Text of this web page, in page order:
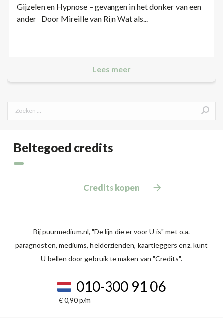
Gijzelen en Hypnose – gevangen in het donker van een
ander Door Mireille van Rijn Wat als...
Lees meer
Search:
Beltegoed credits
Credits kopen
Bij puurmedium.nl, "De lijn die er voor U is" met o.a.
paragnosten, mediums, helderzienden, kaartleggers enz. kunt
U bellen door gebruik te maken van "Credits".
010-300 91 06
€ 0,90 p/m